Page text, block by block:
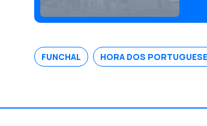
FUNCHAL HORA DOS